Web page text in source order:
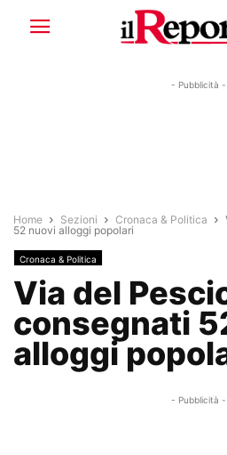
- Pubblicità -
Home Sezioni Cronaca & Politica
52 nuovi alloggi popolari
Cronaca & Politica
Via del
consegnati
alloggi
- Pubblicità -